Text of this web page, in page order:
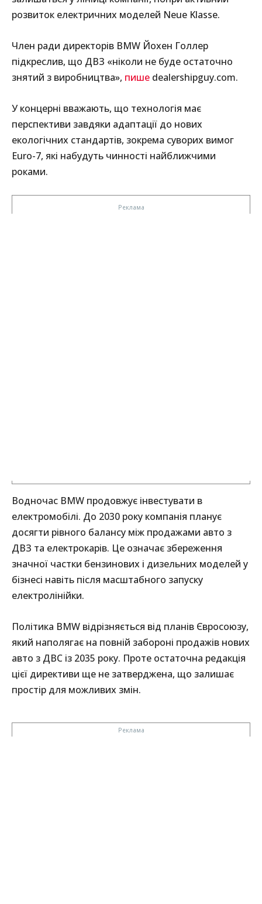
розвиток електричних моделей Neue Klasse.
Член ради директорів BMW Йохен Голлер
підкреслив, що ДВЗ «ніколи не буде остаточно
знятий з виробництва», пише dealershipguy.com.
У концерні вважають, що технологія має
перспективи завдяки адаптації до нових
екологічних стандартів, зокрема суворих вимог
Euro-7, які набудуть чинності найближчими
роками.
Водночас BMW продовжує інвестувати в
електромобілі. До 2030 року компанія планує
досягти рівного балансу між продажами авто з
ДВЗ та електрокарів. Це означає збереження
значної частки бензинових і дизельних моделей у
бізнесі навіть після масштабного запуску
електролінійки.
Політика BMW відрізняється від планів Євросоюзу,
який наполягає на повній забороні продажів нових
авто з ДВС із 2035 року. Проте остаточна редакція
цієї директиви ще не затверджена, що залишає
простір для можливих змін.